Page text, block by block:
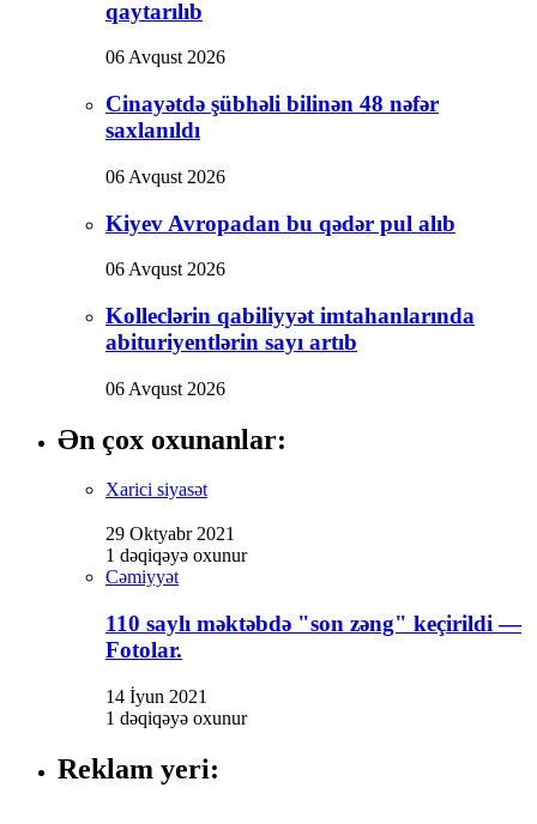
panel
satın al
panel
panel
panel
panel
panel
panel
panel
panel
qaytarılıb
06 Avqust 2026
Cinayətdə şübhəli bilinən 48 nəfər
saxlanıldı
06 Avqust 2026
Kiyev Avropadan bu qədər pul alıb
06 Avqust 2026
Kolleclərin qabiliyyət imtahanlarında
abituriyentlərin sayı artıb
06 Avqust 2026
Ən çox oxunanlar:
Xarici siyasət
29 Oktyabr 2021
1 dəqiqəyə oxunur
Cəmiyyət
110 saylı məktəbdə "son zəng" keçirildi —
Fotolar.
14 İyun 2021
1 dəqiqəyə oxunur
Reklam yeri: